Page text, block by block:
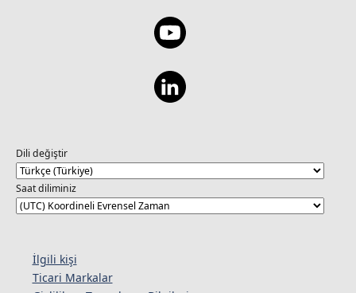
Dili değiştir
Saat diliminiz
İlgili kişi
Ticari Markalar